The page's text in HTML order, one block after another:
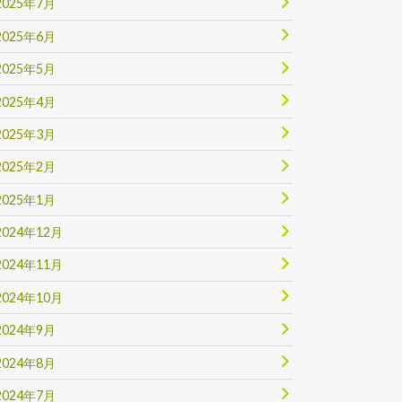
年7月
年6月
年5月
年4月
年3月
年2月
年1月
年12月
年11月
年10月
年9月
年8月
年7月